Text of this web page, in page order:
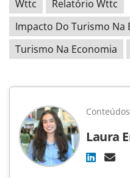
Wttc
Relatório Wttc
Impacto Do Turismo Na
Turismo Na Economia
Laura